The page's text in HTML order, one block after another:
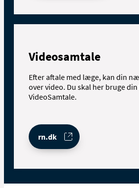
Videosamtale
Efter aftale med læge, kan din
over video. Du skal her bruge
VideoSamtale.
rn.dk